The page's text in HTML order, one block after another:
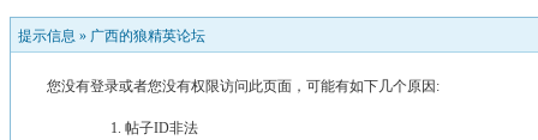
提示信息 » 广西的狼精英论坛
您没有登录或者您没有权限访问此页面，可能有如下几个原因:
帖子ID非法